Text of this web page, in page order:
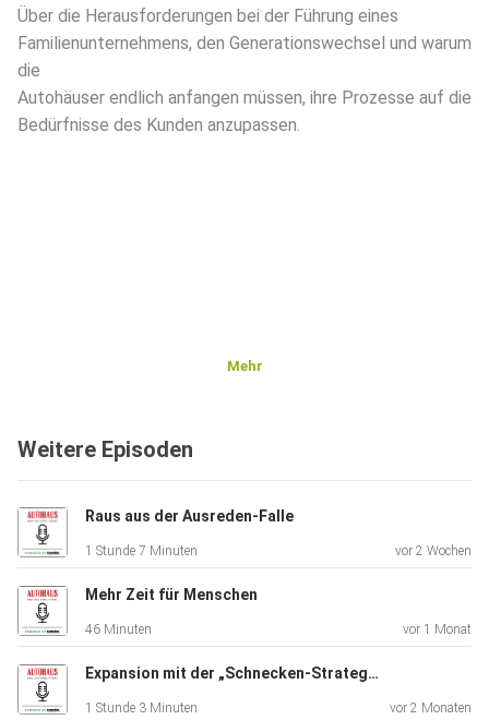
Über die Herausforderungen bei der Führung eines
Familienunternehmens, den Generationswechsel und warum
die
Autohäuser endlich anfangen müssen, ihre Prozesse auf die
Bedürfnisse des Kunden anzupassen.
Mehr
Weitere Episoden
Raus aus der Ausreden-Falle
1 Stunde 7 Minuten vor 2 Wochen
Mehr Zeit für Menschen
46 Minuten vor 1 Monat
Expansion mit der „Schnecken-Strategie“
1 Stunde 3 Minuten vor 2 Monaten